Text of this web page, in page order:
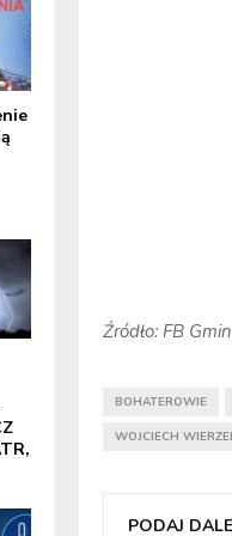
Źródło: FB
BOHATEROWIE
WOJCIECH
PODAJ